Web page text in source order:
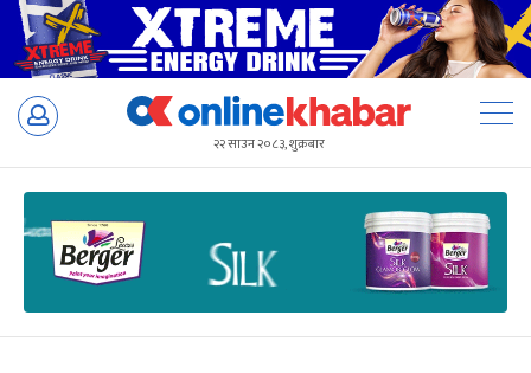
Skip
२२ साउन २०८३, शुक्रबार